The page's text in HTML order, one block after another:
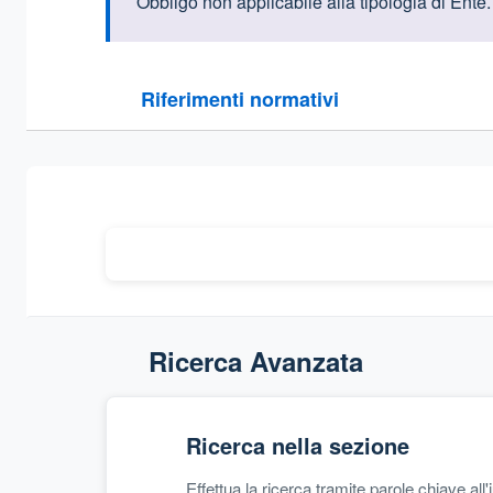
Riferimenti normativi
Sezione compressa
Ricerca Avanzata
Ricerca nella sezione
Effettua la ricerca tramite parole chiave